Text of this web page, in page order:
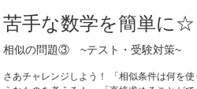
苦手な数学を簡単に☆
相似の問題③ ~テスト・受験対策~
さあチャレンジしよう！ 「相似条件は何を